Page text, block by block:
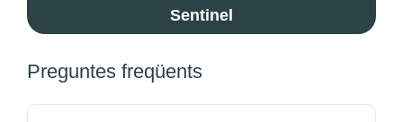
Sentinel
Preguntes freqüents